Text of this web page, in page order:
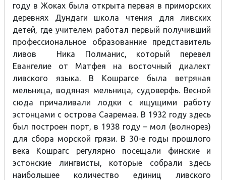
году в Жоках была открыта первая в приморских
деревнях Дундаги школа чтения для ливских
детей, где учителем работал первый получивший
профессиональное образованние представитель
ливов Ника Полманис, который перевел
Евангелие от Матфея на восточный диалект
ливского языка. В Кошрагсе была ветряная
мельница, водяная мельница, судоверфь. Весной
сюда причаливали лодки с ищущими работу
эстонцами с острова Сааремаа. В 1932 году здесь
был построен порт, в 1938 году – мол (волнорез)
для сбора морской грязи. В 30-е годы прошлого
века Кошрагс регулярно посещали финские и
эстонские лингвисты, которые собрали здесь
наибольшее количество единиц ливского